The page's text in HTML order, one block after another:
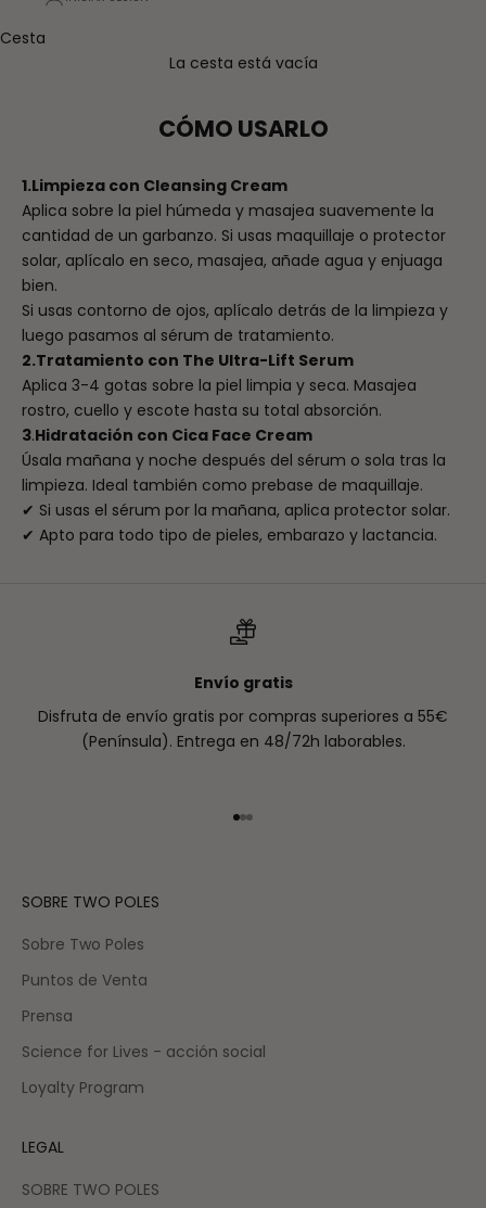
Cesta
La cesta está vacía
CÓMO USARLO
1.Limpieza con Cleansing Cream
Aplica sobre la piel húmeda y masajea suavemente la
cantidad de un garbanzo. Si usas maquillaje o protector
solar, aplícalo en seco, masajea, añade agua y enjuaga
bien.
Si usas contorno de ojos, aplícalo detrás de la limpieza y
luego pasamos al sérum de tratamiento.
2.Tratamiento con The Ultra-Lift Serum
Aplica 3-4 gotas sobre la piel limpia y seca. Masajea
rostro, cuello y escote hasta su total absorción.
3.Hidratación con Cica Face Cream
Úsala mañana y noche después del sérum o sola tras la
limpieza. Ideal también como prebase de maquillaje.
✔ Si usas el sérum por la mañana, aplica protector solar.
✔ Apto para todo tipo de pieles, embarazo y lactancia.
Envío gratis
Disfruta de envío gratis por compras superiores a 55€
(Península). Entrega en 48/72h laborables.
Ir al artículo 1
Ir al artículo 2
Ir al artículo 3
SOBRE TWO POLES
Sobre Two Poles
Puntos de Venta
Prensa
Science for Lives - acción social
Loyalty Program
LEGAL
SOBRE TWO POLES